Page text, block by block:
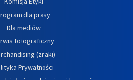
dla prasy
Dla mediów
fotograficzny
(znaki)
Prywatności